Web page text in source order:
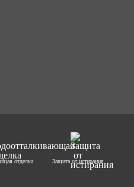
отделка Защита от истирания